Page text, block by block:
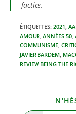
factice.
ÉTIQUETTES: 2021,
AMOUR, ANNÉES 50,
COMMUNISME,
JAVIER BARDEM,
REVIEW BEING THE